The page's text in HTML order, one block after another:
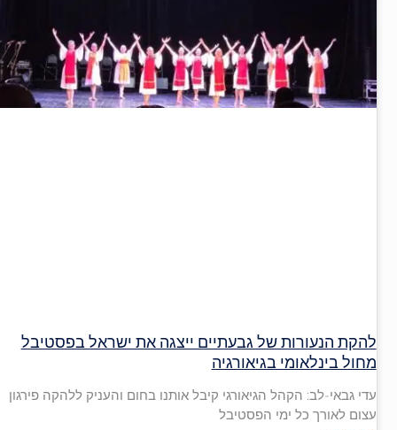
להקת הנעורות של גבעתיים ייצגה את ישראל בפסטיבל
מחול בינלאומי בגיאורגיה
עדי גבאי-לב: הקהל הגיאורגי קיבל אותנו בחום והעניק ללהקה פירגון
עצום לאורך כל ימי הפסטיבל